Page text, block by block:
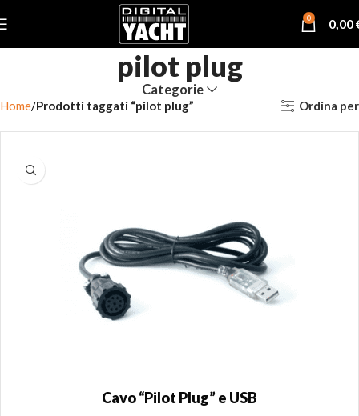
0 0,00
pilot plug
Categorie
Home Prodotti taggati “pilot plug” Ordina per
Cavo “Pilot Plug” e USB